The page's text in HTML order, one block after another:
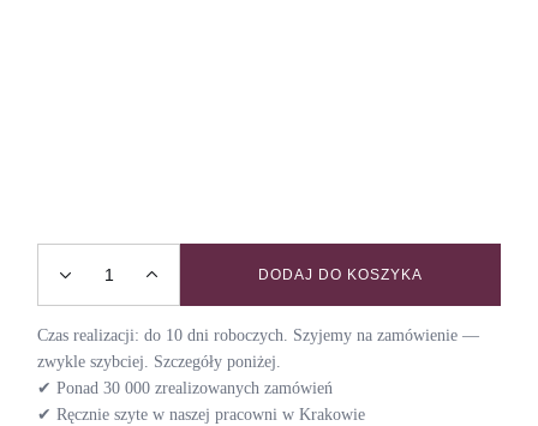
Smycz przepinana BACK TO 70s / BLACK SHADOW
DODAJ DO KOSZYKA
Czas realizacji: do 10 dni roboczych. Szyjemy na zamówienie —
zwykle szybciej. Szczegóły poniżej.
✔ Ponad 30 000 zrealizowanych zamówień
✔ Ręcznie szyte w naszej pracowni w Krakowie